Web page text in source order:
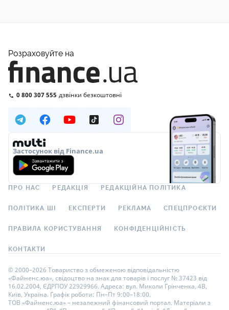
Розраховуйте на
0 800 307 555 дзвінки безкоштовні
Застосунок від Finance.ua
ПРО НАС РЕДАКЦІЯ РЕДАКЦІЙНА ПОЛІТИКА
ПОЛІТИКА ШІ ЕКСПЕРТИ РЕКЛАМА СПЕЦПРОЄКТИ
ПРАВИЛА КОРИСТУВАННЯ КОНФІДЕНЦІЙНІСТЬ
КОНТАКТИ
© 2000–2026 Товариство з обмеженою відповідальністю
«Файненс.юа», свідоцтво на знак для товарів і послуг № 37423 від
16.02.2004, ЄДРПОУ 22929966. Адреса: вул. Миколи Грінченка, 4В,
Київ, Україна. Графік роботи: Пн–Пт 9:00–18:00.
ТОВ «Файненс.юа» – незалежний фінансовий портал. Матеріали з